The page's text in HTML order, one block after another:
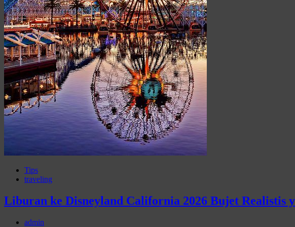
Tips
traveling
Liburan ke Disneyland California 2026 Bujet Realistis
admin